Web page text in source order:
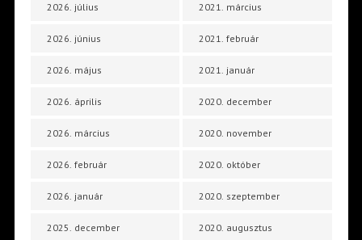
2026. július
2026. június
2026. május
2026. április
2026. március
2026. február
2026. január
2025. december
2021. március
2021. február
2021. január
2020. december
2020. november
2020. október
2020. szeptember
2020. augusztus